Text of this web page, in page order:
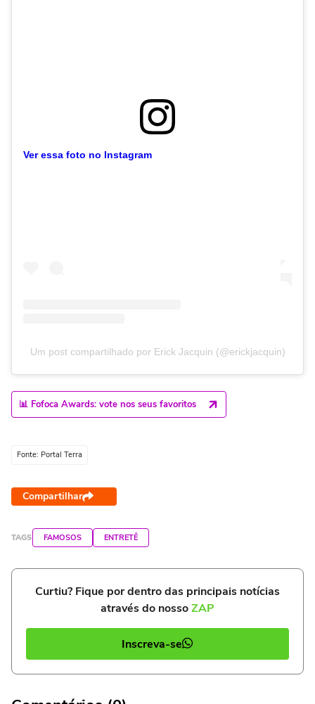
Ver essa foto no Instagram
Um post compartilhado por Erick Jacquin (@erickjacquin)
📊 Fofoca Awards: vote nos seus favoritos
Fonte: Portal Terra
Compartilhar
TAGS FAMOSOS ENTRETÊ
Curtiu? Fique por dentro das principais notícias
através do nossoZAP
Inscreva-se